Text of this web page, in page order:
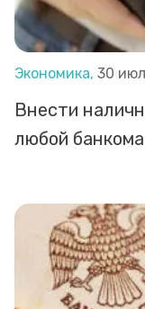
Экономика, 30
Внести
любой